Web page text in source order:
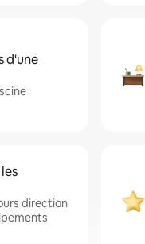
d'une
direction